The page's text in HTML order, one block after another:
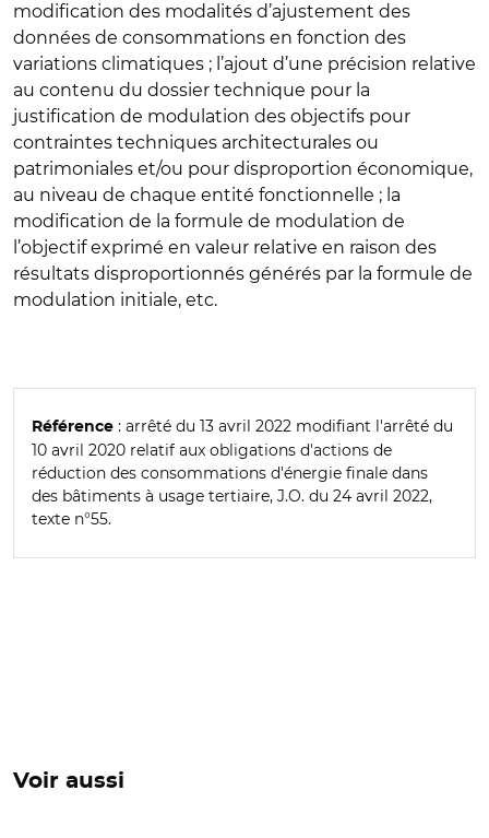
modification des modalités d’ajustement des
données de consommations en fonction des
variations climatiques ; l’ajout d’une précision relative
au contenu du dossier technique pour la
justification de modulation des objectifs pour
contraintes techniques architecturales ou
patrimoniales et/ou pour disproportion économique,
au niveau de chaque entité fonctionnelle ; la
modification de la formule de modulation de
l’objectif exprimé en valeur relative en raison des
résultats disproportionnés générés par la formule de
modulation initiale, etc.
Référence : arrêté du 13 avril 2022 modifiant l'arrêté du
10 avril 2020 relatif aux obligations d'actions de
réduction des consommations d'énergie finale dans
des bâtiments à usage tertiaire, J.O. du 24 avril 2022,
texte n°55.
Voir aussi